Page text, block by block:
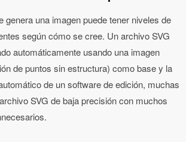
genera una imagen puede tener niveles de
según cómo se cree. Un archivo SVG
automáticamente usando una imagen
de puntos sin estructura) como base y la
de un software de edición, muchas
SVG de baja precisión con muchos